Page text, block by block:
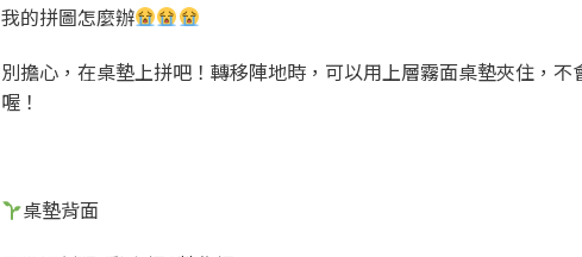
我的拼圖怎麼辦
別擔心，在桌墊上拼吧！轉移陣地時，可以用上層霧面桌墊夾住，
喔！
桌墊背面